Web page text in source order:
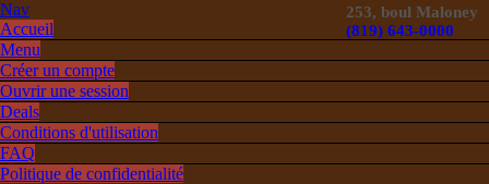
Nav
253, boul Maloney
(819) 643-0000
Accueil
Menu
Créer un compte
Ouvrir une session
Deals
Conditions d'utilisation
FAQ
Politique de confidentialité